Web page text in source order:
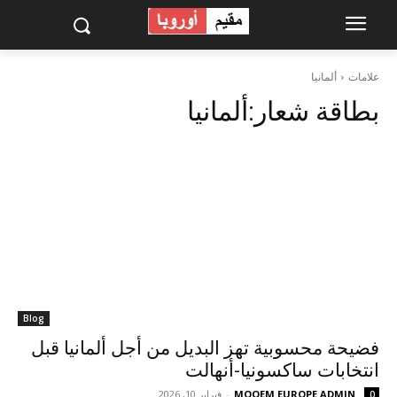
علامات ألمانيا
بطاقة شعار:ألمانيا
Blog
فضيحة محسوبية تهز البديل من أجل ألمانيا قبل
انتخابات ساكسونيا-أنهالت
MOQEM EUROPE ADMIN
- فبراير 10, 2026 0